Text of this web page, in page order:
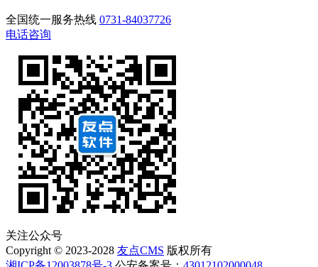
全国统一服务热线 0731-84037726
电话咨询
关注公众号
Copyright © 2023-2028 友点CMS 版权所有